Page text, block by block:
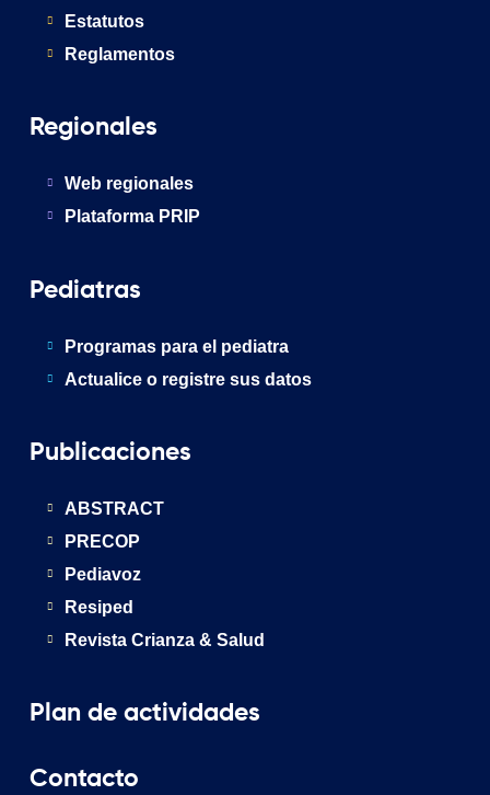
Estatutos
Reglamentos
Regionales
Web regionales
Plataforma PRIP
Pediatras
Programas para el pediatra
Actualice o registre sus datos
Publicaciones
ABSTRACT
PRECOP
Pediavoz
Resiped
Revista Crianza & Salud
Plan de actividades
Contacto